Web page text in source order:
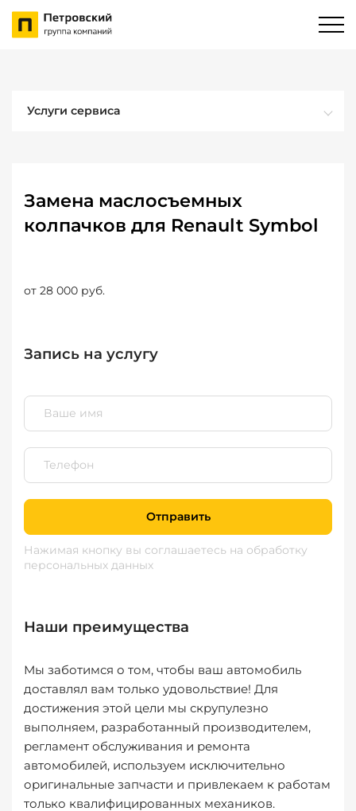
Услуги сервиса
Замена маслосъемных
колпачков для Renault Symbol
от 28 000 руб.
Запись на услугу
Отправить
Нажимая кнопку вы соглашаетесь на обработку
персональных данных
Наши преимущества
Мы заботимся о том, чтобы ваш автомобиль
доставлял вам только удовольствие! Для
достижения этой цели мы скрупулезно
выполняем, разработанный производителем,
регламент обслуживания и ремонта
автомобилей, используем исключительно
оригинальные запчасти и привлекаем к работам
только квалифицированных механиков.